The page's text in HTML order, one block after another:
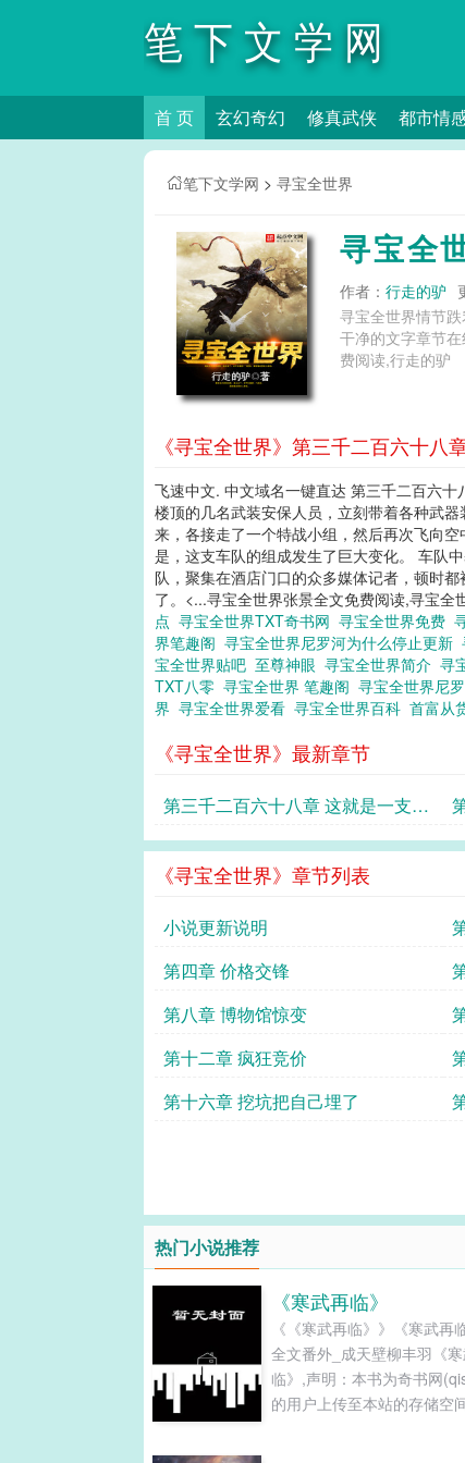
笔下文学网
首 页 玄幻奇幻 修真武侠 都市情
笔下文学网 > 寻宝全世界
寻宝全
作者： 行走的驴
寻宝全世界情节
干净的文字章节在线阅读和TXT下载。 寻宝全世界张景全文免费
费阅读,行走的驴
《寻宝全世界》第三千二百六十八
飞速中文. 中文域名一键直达 第三千二百六
楼顶的几名武装安保人员，立刻带着各种武
来，各接走了一个特战小组，然后再次飞向
是，这支车队的组成发生了巨大变化。 车队
队，聚集在酒店门口的众多媒体记者，顿时
了。<...寻宝全世界张景全文免费阅读,寻宝
点 寻宝全世界TXT奇书网 寻宝全世界免费
界笔趣阁 寻宝全世界尼罗河为什么停止更新
宝全世界贴吧 至尊神眼 寻宝全世界简介 寻
TXT八零 寻宝全世界 笔趣阁 寻宝全世界尼
界 寻宝全世界爱看 寻宝全世界百科 首富从
《寻宝全世界》最新章节
第三千二百六十八章 这就是一支军
队
《寻宝全世界》章节列表
小说更新说明
第四章 价格交锋
第八章 博物馆惊变
第十二章 疯狂竞价
第十六章 挖坑把自己埋了
热门小说推荐
《寒武再临》
《《寒武再临》》《寒武再
全文番外_成天壁柳丰羽《
临》,声明：本书为奇书网
的用户上传至本站的存储空